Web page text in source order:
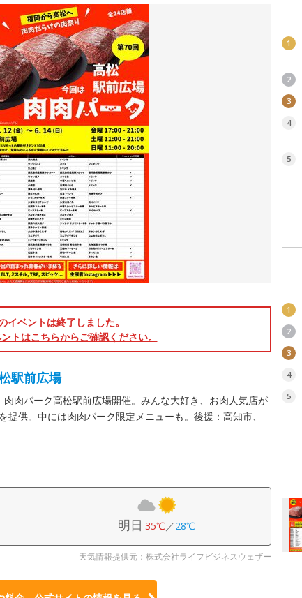
イベントは終了しました。
トはこちらからご確認ください。
駅前広場
肉パーク高松駅前広場開催。みんな大好き、お肉人気店が
供。中には肉肉パーク限定メニューも。後援：高知市、
明日 35℃／28℃
天気情報提供元：株式会社ライフビジネスウェザー
1
2
3
4
5
1
2
3
4
5